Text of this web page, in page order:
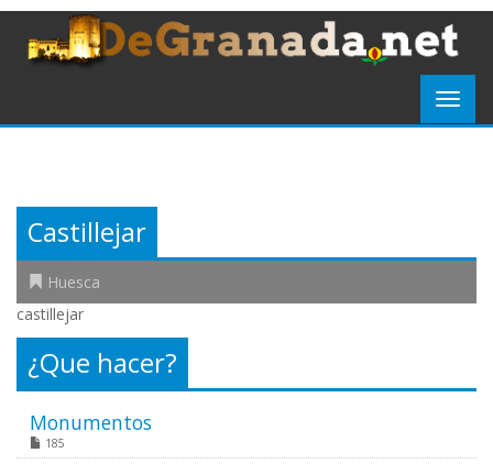
Castillejar
Huesca
castillejar
¿Que hacer?
Monumentos
185